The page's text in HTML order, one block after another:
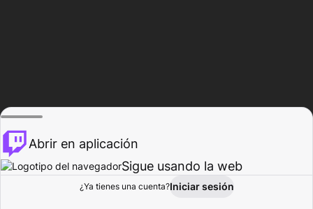
Explorar Actividad
Abrir en aplicación
Sigue usando la web
¿Ya tienes una cuenta?Iniciar sesión